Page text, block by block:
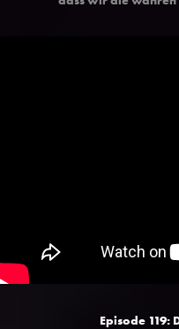
Episode 119: